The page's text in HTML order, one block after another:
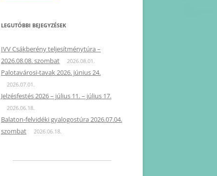
LEGUTÓBBI BEJEGYZÉSEK
IVV Csákberény teljesítménytúra –
2026.08.08. szombat
2026.08.01.
Palotavárosi-tavak 2026. június 24.
2026.07.01.
Jelzésfestés 2026 – július 11. – július 17.
2026.06.18.
Balaton-felvidéki gyalogostúra 2026.07.04.
szombat
2026.06.18.